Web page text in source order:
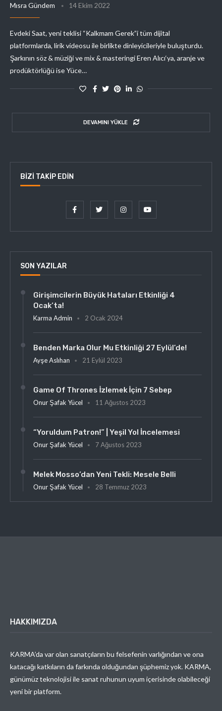
Mısra Gündem 14 Ekim 2022
Evdeki Saat, yeni teklisi “Kalkmam Gerek”i tüm dijital
platformlarda, lirik videosu ile birlikte dinleyicileriyle buluşturdu.
Şarkının söz & müziği ve mix & masteringi Eren Alıcı‘ya, aranje ve
prodüktörlüğü ise Yüce…
DEVAMINI YÜKLE
BIZI TAKIP EDIN
SON YAZILAR
Girişimcilerin Büyük Hataları Etkinliği 4
Ocak’ta!
Karma Admin 2 Ocak 2024
Benden Marka Olur Mu Etkinliği 27 Eylül’de!
Ayşe Aslıhan 21 Eylül 2023
Game Of Thrones İzlemek İçin 7 Sebep
Onur Şafak Yücel 11 Ağustos 2023
“Yoruldum Patron!” | Yeşil Yol İncelemesi
Onur Şafak Yücel 7 Ağustos 2023
Melek Mosso’dan Yeni Tekli: Mesele Belli
Onur Şafak Yücel 28 Temmuz 2023
HAKKIMIZDA
KARMA’da var olan sanatçıların bu felsefenin varlığından ve ona
katacağı katkıların da farkında olduğundan şüphemiz yok. KARMA,
günümüz teknolojisi ile sanat ruhunun uyum içerisinde olabileceği
yeni bir platform.